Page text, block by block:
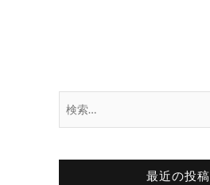
最近の投稿